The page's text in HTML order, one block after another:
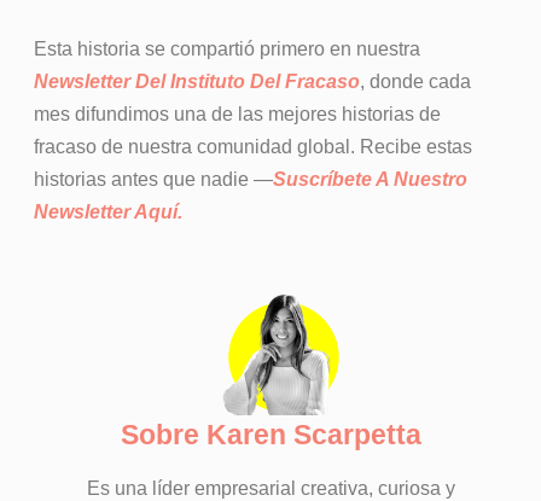
Esta historia se compartió primero en nuestra
Newsletter Del Instituto Del Fracaso, donde cada
mes difundimos una de las mejores historias de
fracaso de nuestra comunidad global. Recibe estas
historias antes que nadie —Suscríbete A Nuestro
Newsletter Aquí.
Sobre Karen Scarpetta
Es una líder empresarial creativa, curiosa y